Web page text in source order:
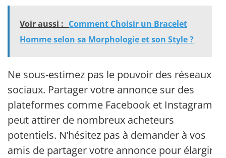
Voir aussi : Comment Choisir un Bracelet
Homme selon sa Morphologie et son Style ?
Ne sous-estimez pas le pouvoir des réseaux
sociaux. Partager votre annonce sur des
plateformes comme Facebook et Instagram
peut attirer de nombreux acheteurs
potentiels. N’hésitez pas à demander à vos
amis de partager votre annonce pour élargir